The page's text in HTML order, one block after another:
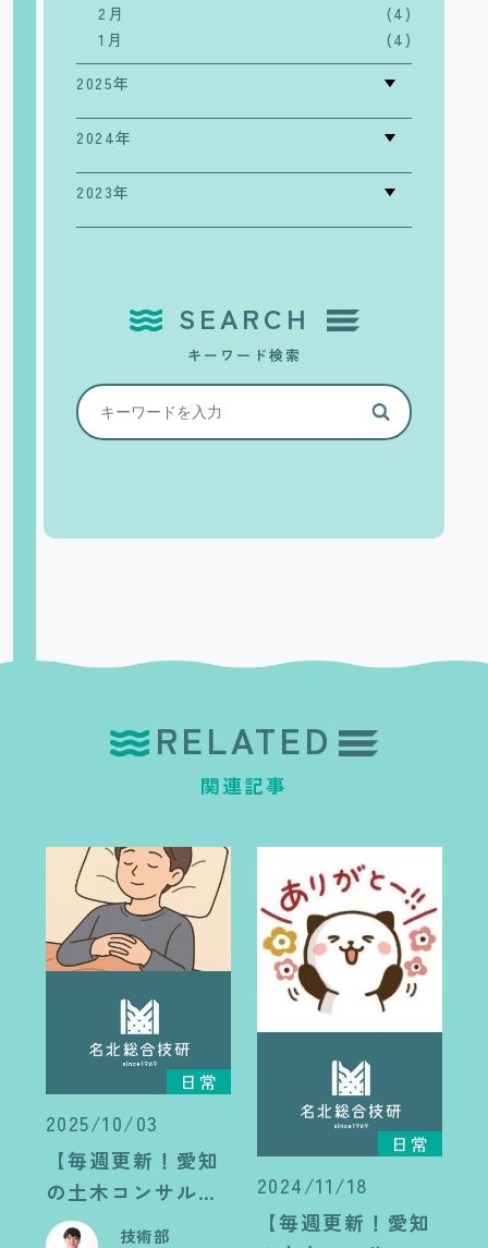
2月
(4)
1月
(4)
2025年
2024年
2023年
SEARCH
キーワード検索
RELATED
関連記事
日常
2025/10/03
【毎週更新！愛知
の土木コンサル日
記】睡眠以外の休
技術部
日常
2024/11/18
【毎週更新！愛知